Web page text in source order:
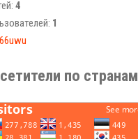
4
1
по странам